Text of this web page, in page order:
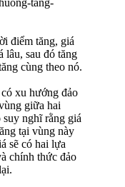
điểm tăng, giá
lâu, sau đó tăng
cùng theo nó.
xu hướng đảo
giữa hai
nghĩ rằng giá
tại vùng này
sẽ có hai lựa
chính thức đảo